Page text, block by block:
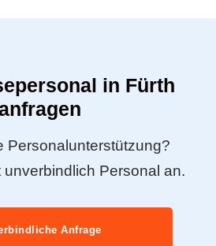
in Fürth
Personalunterstützung?
unverbindlich Personal an.
Anfrage